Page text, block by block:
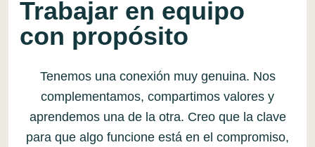
Trabajar en equipo
con propósito
Tenemos una conexión muy genuina. Nos
complementamos, compartimos valores y
aprendemos una de la otra. Creo que la clave
para que algo funcione está en el compromiso,